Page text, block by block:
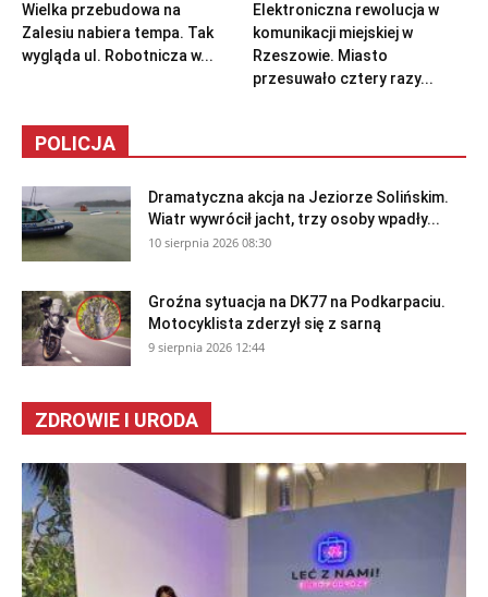
Wielka przebudowa na
Zalesiu nabiera tempa. Tak
wygląda ul. Robotnicza w...
Elektroniczna rewolucja w
komunikacji miejskiej w
Rzeszowie. Miasto
przesuwało cztery razy...
POLICJA
Dramatyczna akcja na Jeziorze Solińskim.
Wiatr wywrócił jacht, trzy osoby wpadły...
10 sierpnia 2026 08:30
Groźna sytuacja na DK77 na Podkarpaciu.
Motocyklista zderzył się z sarną
9 sierpnia 2026 12:44
ZDROWIE I URODA